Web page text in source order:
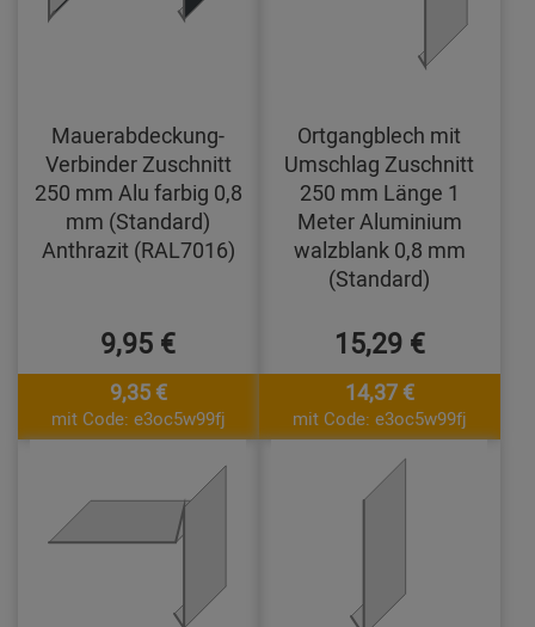
Mauerabdeckung-
Verbinder Zuschnitt
250 mm Alu farbig 0,8
mm (Standard)
Anthrazit (RAL7016)
9,95 €
9,35 €
mit Code: e3oc5w99fj
Ortgangblech mit
Umschlag Zuschnitt
250 mm Länge 1
Meter Aluminium
walzblank 0,8 mm
(Standard)
15,29 €
14,37 €
mit Code: e3oc5w99fj